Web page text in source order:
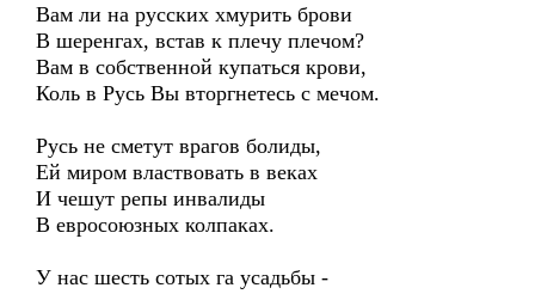
Вам ли на русских хмурить брови
В шеренгах, встав к плечу плечом?
Вам в собственной купаться крови,
Коль в Русь Вы вторгнетесь с мечом.
Русь не сметут врагов болиды,
Ей миром властвовать в веках
И чешут репы инвалиды
В евросоюзных колпаках.
У нас шесть сотых га усадьбы -